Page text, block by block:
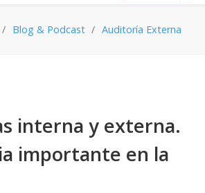
Blog & Podcast Auditoría Externa
interna y externa.
importante en la